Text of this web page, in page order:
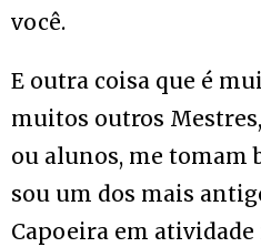
você.
E outra coisa que é
muitos outros
ou alunos, me tomam
sou um dos mais
Capoeira em